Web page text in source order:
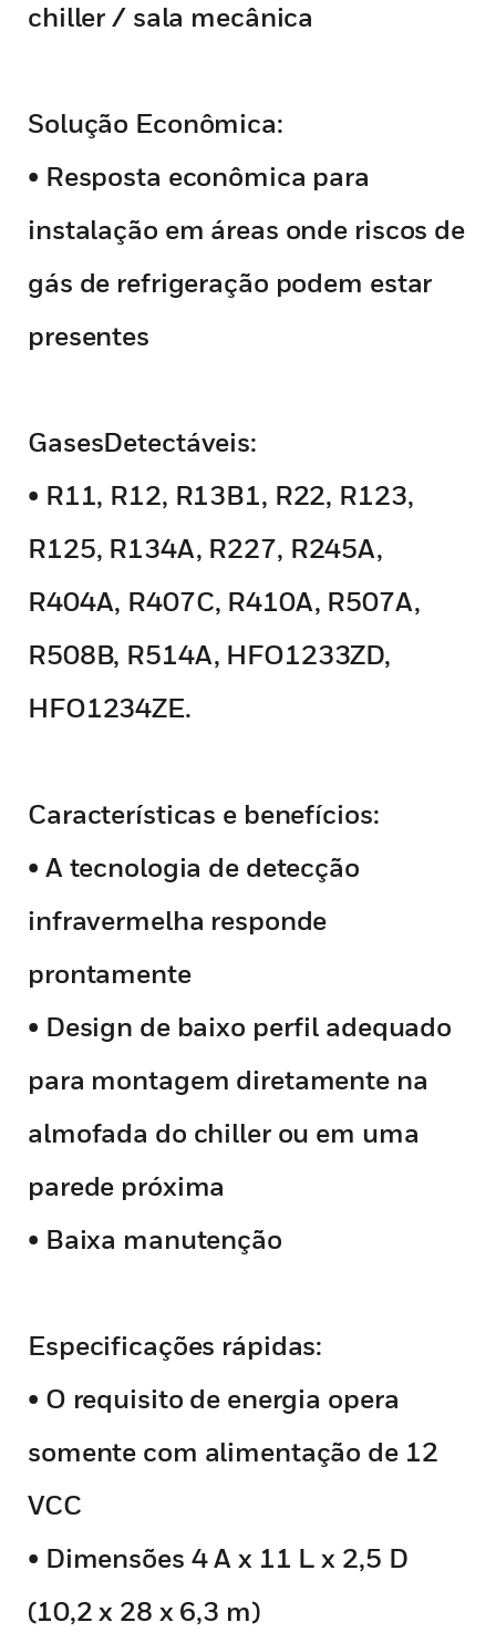
chiller / sala mecânica
Solução Econômica:
• Resposta econômica para
instalação em áreas onde riscos de
gás de refrigeração podem estar
presentes
GasesDetectáveis:
• R11, R12, R13B1, R22, R123,
R125, R134A, R227, R245A,
R404A, R407C, R410A, R507A,
R508B, R514A, HFO1233ZD,
HFO1234ZE.
Características e benefícios:
• A tecnologia de detecção
infravermelha responde
prontamente
• Design de baixo perfil adequado
para montagem diretamente na
almofada do chiller ou em uma
parede próxima
• Baixa manutenção
Especificações rápidas:
• O requisito de energia opera
somente com alimentação de 12
VCC
• Dimensões 4 A x 11 L x 2,5 D
(10,2 x 28 x 6,3 m)